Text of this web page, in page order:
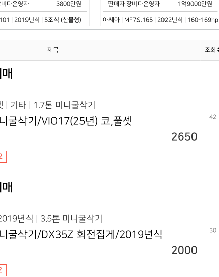
다운영자 3800만원
| 2019년식 | 5조식 (산물형)
판매자 장비다운영자 1억9000만원
아세아 | MF7S.165 | 2022년식 | 160-169hp
제목 조회
| 기타 | 1.7톤 미니굴삭기
굴삭기/VIO17(25년) 코,풀셋
2650
42
년식 | 3.5톤 미니굴삭기
굴삭기/DX35Z 회전집게/2019년식
2000
30